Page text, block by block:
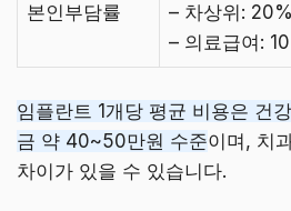
본인부담률
– 차상위: 20%
– 의료급여:
임플란트 1개당 평균 비용은 건
금 약 40~50만원 수준이며, 치
차이가 있을 수 있습니다.